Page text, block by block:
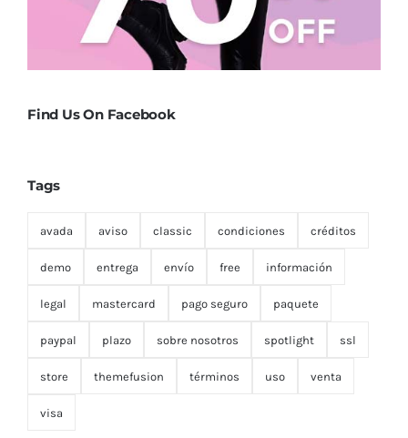
Find Us On Facebook
Tags
avada aviso classic condiciones créditos
demo entrega envío free información
legal mastercard pago seguro paquete
paypal plazo sobre nosotros spotlight ssl
store themefusion términos uso venta
visa